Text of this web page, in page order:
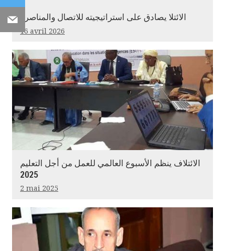
الائتلا يصادق على استراتيجيته للاتصال والمناصرة
16 avril 2026
الائتلاف ينظم الأسبوع العالمي للعمل من أجل التعليم
2025
2 mai 2025
Email